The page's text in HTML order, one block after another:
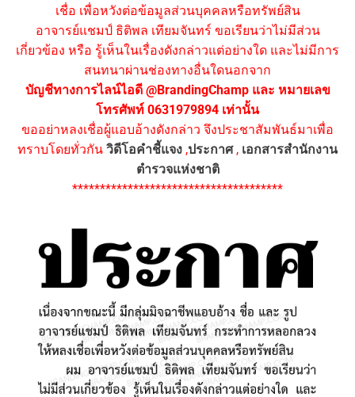
เชื่อ เพื่อหวังต่อข้อมูลส่วนบุคคลหรือทรัพย์สิน
อาจารย์แชมป์ ธิติพล เทียมจันทร์ ขอเรียนว่าไม่มีส่วน
เกี่ยวข้อง หรือ รู้เห็นในเรื่องดังกล่าวแต่อย่างใด และไม่มีการ
สนทนาผ่านช่องทางอื่นใดนอกจาก
บัญชีทางการไลน์ไอดี @BrandingChamp และ หมายเลข
โทรศัพท์ 0631979894 เท่านั้น
ขออย่าหลงเชื่อผู้แอบอ้างดังกล่าว จึงประชาสัมพันธ์มาเพื่อ
ทราบโดยทั่วกัน วิดีโอคำชี้แจง ,ประกาศ, เอกสารสำนักงาน
ตำรวจแห่งชาติ
**************************************